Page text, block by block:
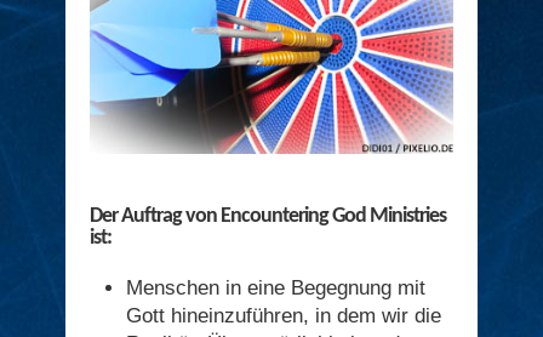
Der Auftrag von Encountering God Ministries
ist:
Menschen in eine Begegnung mit
Gott hineinzuführen, in dem wir die